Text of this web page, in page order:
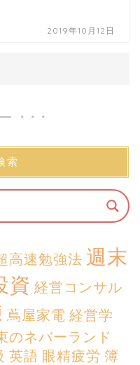
2019年10月12日
索
高速勉強法 週末
資 経営コンサル
蔦屋家電 経営学
のネバーランド
英語 眼精疲労 簿